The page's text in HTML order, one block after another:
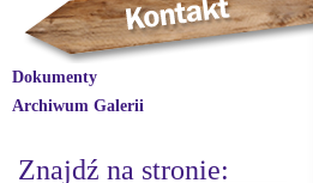
Dokumenty
Archiwum Galerii
Znajdź na stronie: